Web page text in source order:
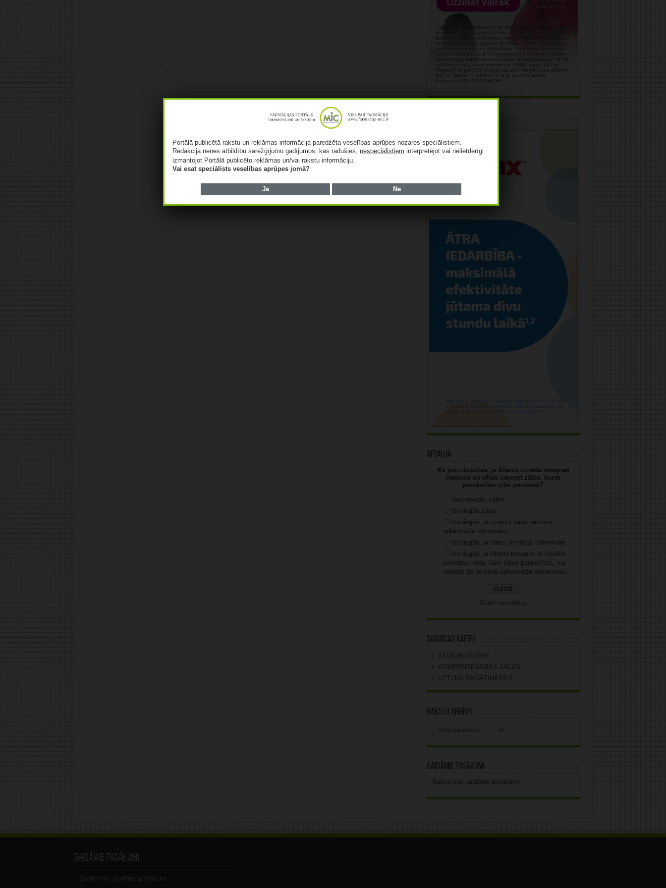
Aptauja
Kā jūs rīkosities, ja klients uzrāda receptes
numuru un vēlas saņemt zāles, kuras
parakstītas citai personai?
Neizsniegšu zāles.
Izsniegšu zāles.
Izsniegšu, ja uzrādīs savu personu
apliecinošu dokumentu.
Izsniegšu, ja zāles domātas radiniekam.
Izsniegšu, ja klients nosauks tā cilvēka
personas kodu, kam zāles parakstītas, vai
uzrādīs šo personu apliecinošu dokumentu.
Skatīt rezultātus
Svarīgas saites
ZĀĻU REĢISTRS
KOMPENSĒJAMĀS ZĀLES
UZTURA BAGĀTINĀTĀJI
Rakstu arhīvs
Gaidāmie pasākumi
Šobrīd nav gaidāmo pasākumi.
Gaidāmie pasākumi
Šobrīd nav gaidāmo pasākumi.
Portālā publicētā rakstu un reklāmas informācija paredzēta veselības aprūpes nozares speciālistiem.
Redakcija nenes atbildību sarežģījumu gadījumos, kas radušies,nespeciālistiem interpretējot vai nelietderīgi
izmantojot Portālā publicēto reklāmas un/vai rakstu informāciju.
Vai esat speciālists veselības aprūpes jomā?
Jā Nē